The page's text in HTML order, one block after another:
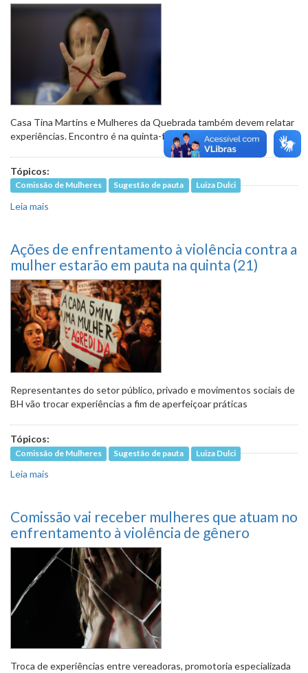
Casa Tina Martins e Mulheres da Quebrada também devem relatar
experiências. Encontro é na quinta-feira (25)
Tópicos:
Comissão de Mulheres Sugestão de pauta Luiza Dulci
Leia mais
Ações de enfrentamento à violência contra a
mulher estarão em pauta na quinta (21)
Representantes do setor público, privado e movimentos sociais de
BH vão trocar experiências a fim de aperfeiçoar práticas
Tópicos:
Comissão de Mulheres Sugestão de pauta Luiza Dulci
Leia mais
Comissão vai receber mulheres que atuam no
enfrentamento à violência de gênero
Troca de experiências entre vereadoras, promotoria especializada